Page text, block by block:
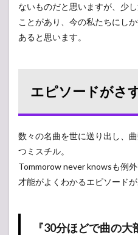
ないものだと思いますが、少
ことがあり、今の私たちにし
あると思います。
エピソードがさ
数々の名曲を世に送り出し、
つミスチル。
Tommorow never knowsも例
才能がよくわかるエピソードが
『30分ほどで曲の大